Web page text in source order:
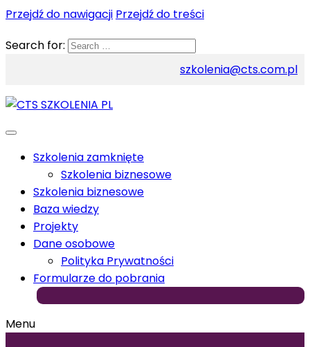
Przejdź do nawigacji Przejdź do treści
Search for:
szkolenia@cts.com.pl
Szkolenia zamknięte
Szkolenia biznesowe
Szkolenia biznesowe
Baza wiedzy
Projekty
Dane osobowe
Polityka Prywatności
Formularze do pobrania
Menu